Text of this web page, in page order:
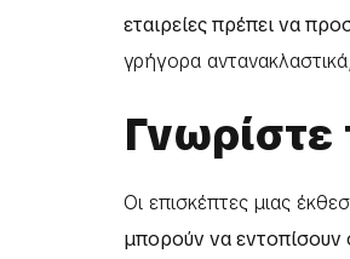
εταιρείες πρέπει να
γρήγορα
Οι επισκέπτες μιας
μπορούν να εντοπίσουν